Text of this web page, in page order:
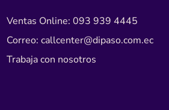
Ventas Online: 093 939 4445
Correo: callcenter@dipaso.com.ec
Trabaja con nosotros